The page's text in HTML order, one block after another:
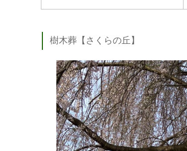
樹木葬【さくらの丘】